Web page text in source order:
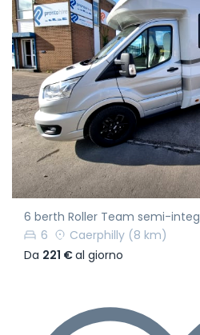
6 berth Roller Team semi-
6
Caerphilly (8 km)
Da 221 €al giorno